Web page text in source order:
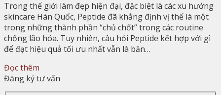
Trong thế giới làm đẹp hiện đại, đặc biệt là các xu hướng
skincare Hàn Quốc, Peptide đã khẳng định vị thế là một
trong những thành phần “chủ chốt” trong các routine
chống lão hóa. Tuy nhiên, câu hỏi Peptide kết hợp với gì
để đạt hiệu quả tối ưu nhất vẫn là băn…
Đọc thêm
Đăng ký tư vấn